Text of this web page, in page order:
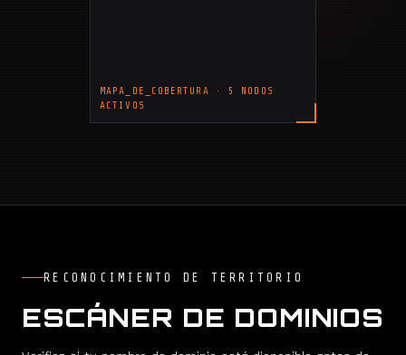
MAPA_DE_COBERTURA · 5 NODOS
ACTIVOS
RECONOCIMIENTO DE TERRITORIO
ESCÁNER DE DOMINIOS